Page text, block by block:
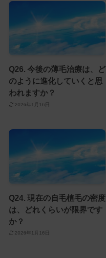
Q26. 今後の薄毛治療は、ど
のように進化していくと思
われますか？
2026年1月16日
Q24. 現在の自毛植毛の密度
は、どれくらいが限界です
か？
2026年1月16日